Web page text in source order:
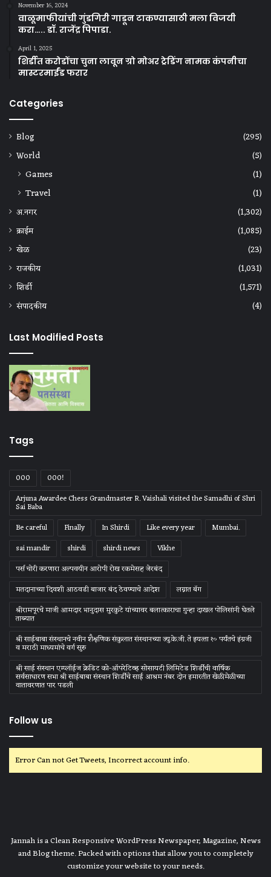
November 16, 2024
वाळूमाफीयांची गुंडगिरी गाडून टाकण्यासाठी मला विजयी
करा….. डॉ. राजेंद्र पिपाडा.
April 1, 2025
शिर्डीत करोडोंचा चुना लावून ग्रो मोअर ट्रेडिंग नामक कंपनीचा
मास्टरमाईंड फरार
Categories
Blog
(295)
World
(5)
Games
(1)
Travel
(1)
अ.नगर
(1,302)
क्राईम
(1,085)
खेळ
(23)
राजकीय
(1,031)
शिर्डी
(1,571)
संपादकीय
(4)
Last Modified Posts
Tags
000
000!
Arjuna Awardee Chess Grandmaster R. Vaishali visited the Samadhi of Shri
Sai Baba
Be careful
Finally In Shirdi Like every year
Mumbai.
sai mandir
shirdi shirdi news
Vikhe
पर्स चोरी करणारा अल्पवयीन आरोपी रोख रकमेसह जेरबंद
मतदानाच्या दिवशी आठवडी बाजार बंद ठेवण्याचे आदेश
लग्नात बॅग
श्रीरामपूरचे माजी आमदार भानुदास मुरकुटे यांच्यावर बलात्काराचा गुन्हा दाखल पोलिसांनी घेतले
ताब्यात
श्री साईबाबा संस्‍थानचे नवीन शैक्षणिक संकुलात संस्‍थानच्‍या ज्‍यु.के.जी. ते इयत्‍ता १० पर्यंतचे इंग्रजी
व मराठी माध्‍यमांचे वर्ग सुरु
श्री साई संस्थान एम्प्लॉईज क्रेडिट को-ऑपरेटिव्ह सोसायटी लिमिटेड शिर्डीची वार्षिक
सर्वसाधारण सभा श्री साईबाबा संस्थान शिर्डीचे साई आश्रम नंबर दोन इमारतीत खेळीमेळीच्या
वातावरणात पार पडली
Follow us
Error Can not Get Tweets, Incorrect account info.
Jannah is a Clean Responsive WordPress Newspaper, Magazine, News
and Blog theme. Packed with options that allow you to completely
customize your website to your needs.